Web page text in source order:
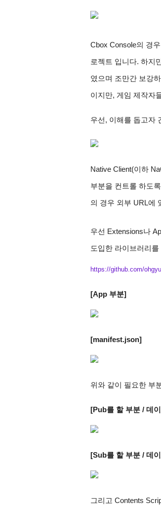
Cbox Console의 경
로젝트 입니다. 하지
였으며 조만간 보강
이지만, 게임 제작자
우선, 이해를 돕고자
Native Client(이하
부분을 컨트롤 하도
의 경우 외부 URL에
우선 Extensions나
도입한 라이브러리
https://github.com/
[App 부분]
[manifest.json]
위와 같이 필요한 부
[Pub를 할 부분 / 데
[Sub를 할 부분 / 데
그리고 Contents